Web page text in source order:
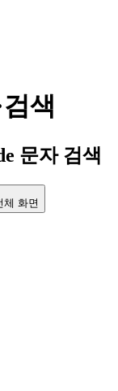
색
문자 검색
체 화면